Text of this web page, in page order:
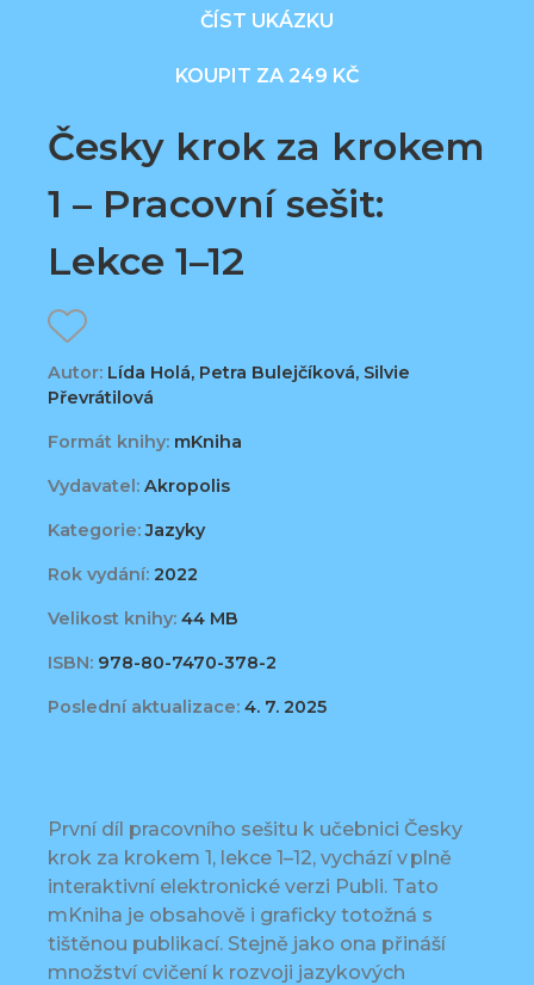
ČÍST UKÁZKU
KOUPIT ZA 249 KČ
Česky krok za krokem
1 – Pracovní sešit:
Lekce 1–12
Autor: Lída Holá, Petra Bulejčíková, Silvie
Převrátilová
Formát knihy: mKniha
Vydavatel: Akropolis
Kategorie:Jazyky
Rok vydání: 2022
Velikost knihy: 44 MB
ISBN: 978-80-7470-378-2
Poslední aktualizace: 4. 7. 2025
První díl pracovního sešitu k učebnici Česky
krok za krokem 1, lekce 1–12, vychází v plně
interaktivní elektronické verzi Publi. Tato
mKniha je obsahově i graficky totožná s
tištěnou publikací. Stejně jako ona přináší
množství cvičení k rozvoji jazykových